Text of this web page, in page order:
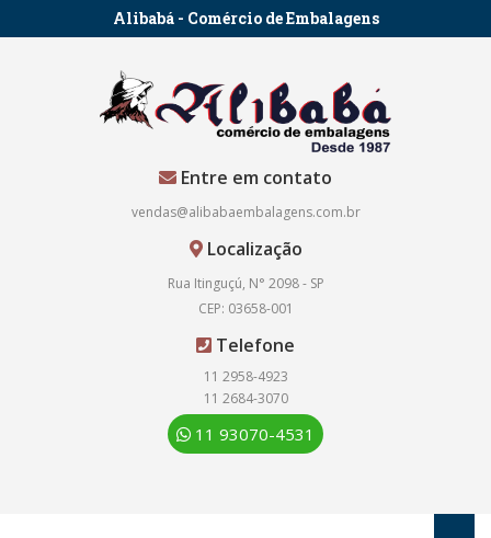
Alibabá - Comércio de Embalagens
Entre em contato
vendas@alibabaembalagens.com.br
Localização
Rua Itinguçú, N° 2098 - SP
CEP: 03658-001
Telefone
11 2958-4923
11 2684-3070
11 93070-4531